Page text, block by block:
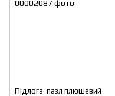
Підлога-пазл плюшевий